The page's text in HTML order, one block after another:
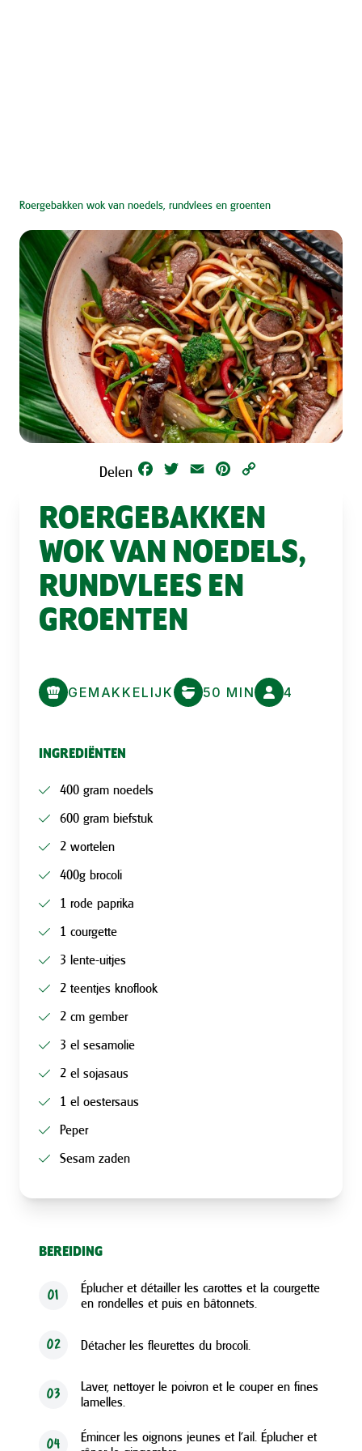
Roergebakken wok van noedels, rundvlees en groenten
Delen Facebook
Twitter Email Pinterest
ROERGEBAKKEN
WOK VAN NOEDELS,
RUNDVLEES EN
GROENTEN
GEMAKKELIJK 50 MIN 4
INGREDIËNTEN
400 gram noedels
600 gram biefstuk
2 wortelen
400g brocoli
1 rode paprika
1 courgette
3 lente-uitjes
2 teentjes knoflook
2 cm gember
3 el sesamolie
2 el sojasaus
1 el oestersaus
Peper
Sesam zaden
BEREIDING
01
Éplucher et détailler les carottes et la courgette
en rondelles et puis en bâtonnets.
02 Détacher les fleurettes du brocoli.
03
Laver, nettoyer le poivron et le couper en fines
lamelles.
04
Émincer les oignons jeunes et l’ail. Éplucher et